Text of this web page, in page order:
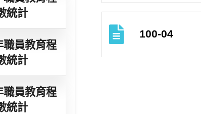
統計
職員教育程
統計
職員教育程
統計
100-04